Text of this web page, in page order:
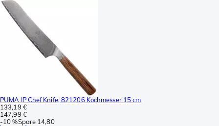
PUMA IP Chef Knife, 821206 Kochmesser 15 cm
133,19 €
147,99 €
-10 %Spare 14,80